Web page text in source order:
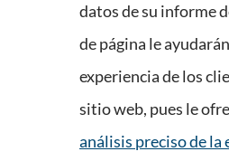
datos de su informe
de página le
experiencia de los
sitio web, pues le
análisis preciso de la